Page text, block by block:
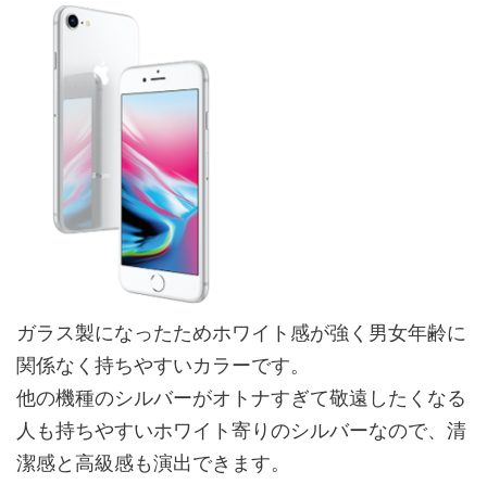
ガラス製になったためホワイト感が強く男女年齢に
関係なく持ちやすいカラーです。
他の機種のシルバーがオトナすぎて敬遠したくなる
人も持ちやすいホワイト寄りのシルバーなので、清
潔感と高級感も演出できます。